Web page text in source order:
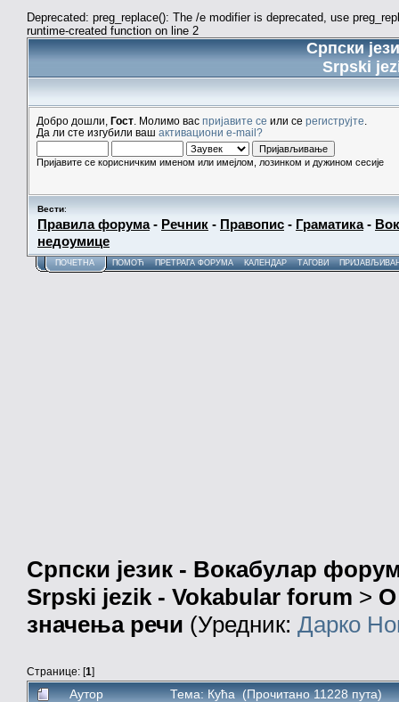
Deprecated: preg_replace(): The /e modifier is deprecated, use
runtime-created function on line 2
Српски
Srpski
Добро дошли, Гост . Молимо вас пријавите се или се региструјте
Да ли сте изгубили ваш активациони e-mail?
Пријавите се корисничким именом или имејлом, лозинком и дужином сесије
Вести:
Правила форума- Речник - Правопис - Граматика-
недоумице
ПОЧЕТНА ПОМОЋ ПРЕТРАГА ФОРУМА КАЛЕНДАР ТАГОВИ
Српски језик - Вокабулар
Srpski jezik - Vokabular forum > О
значења речи (Уредник: Дарко
Странице: [1]
Аутор Тема: Кућа (Прочитано 11228 пута)